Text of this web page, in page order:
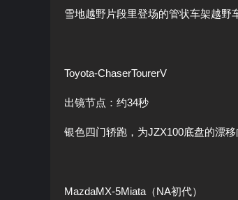
雪地越野片段里登场的管状车架越野
Toyota-ChaserTourerV
出镜节点：约34秒
银色四门轿跑，为JZX100底盘的漂移
MazdaMX-5Miata（NA初代）